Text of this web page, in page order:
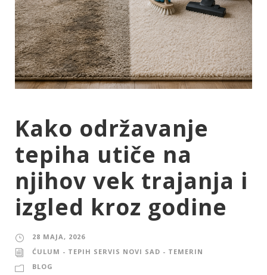
Kako održavanje
tepiha utiče na
njihov vek trajanja i
izgled kroz godine
28 MAJA, 2026
ĆULUM - TEPIH SERVIS NOVI SAD - TEMERIN
BLOG